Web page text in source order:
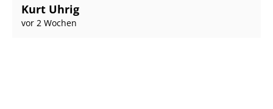
Kurt Uhrig
vor 2 Wochen